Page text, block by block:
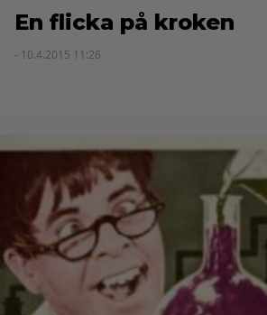
En flicka på kroken
- 10.4.2015 11:26